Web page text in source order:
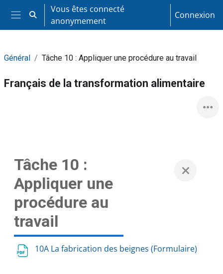
Passer au contenu principal
Panneau latéral
Activer/désactiver la saisie de recherche
Vous êtes connecté
anonymement
Connexion
Général Tâche 10 : Appliquer une procédure au travail
Français de la transformation alimentaire
Tâche 10 :
Appliquer une
procédure au
travail
10A La fabrication des beignes (Formulaire)